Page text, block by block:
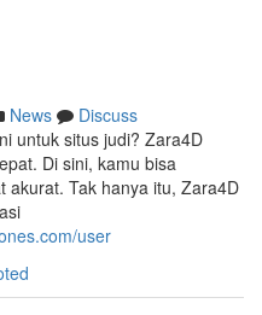
News
Discuss
untuk situs judi? Zara4D
Di sini, kamu bisa
akurat. Tak hanya itu, Zara4D
user